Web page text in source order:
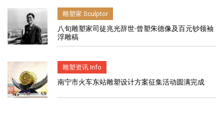
雕塑家 Sculptor
八旬雕塑家司徒兆光辞世-曾塑朱德像及百元钞领袖
浮雕稿
雕塑资讯 Info
南宁市火车东站雕塑设计方案征集活动圆满完成